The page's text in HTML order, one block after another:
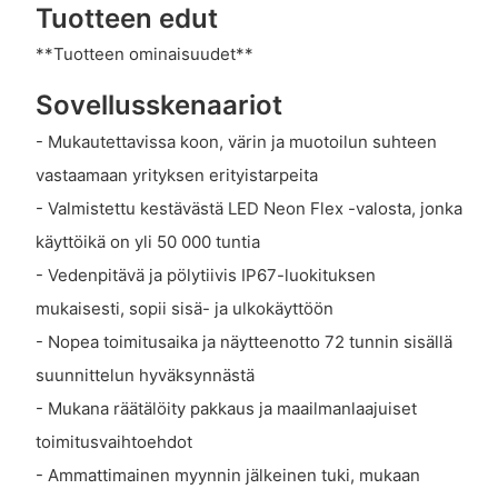
Tuotteen edut
**Tuotteen ominaisuudet**
Sovellusskenaariot
- Mukautettavissa koon, värin ja muotoilun suhteen
vastaamaan yrityksen erityistarpeita
- Valmistettu kestävästä LED Neon Flex -valosta, jonka
käyttöikä on yli 50 000 tuntia
- Vedenpitävä ja pölytiivis IP67-luokituksen
mukaisesti, sopii sisä- ja ulkokäyttöön
- Nopea toimitusaika ja näytteenotto 72 tunnin sisällä
suunnittelun hyväksynnästä
- Mukana räätälöity pakkaus ja maailmanlaajuiset
toimitusvaihtoehdot
- Ammattimainen myynnin jälkeinen tuki, mukaan